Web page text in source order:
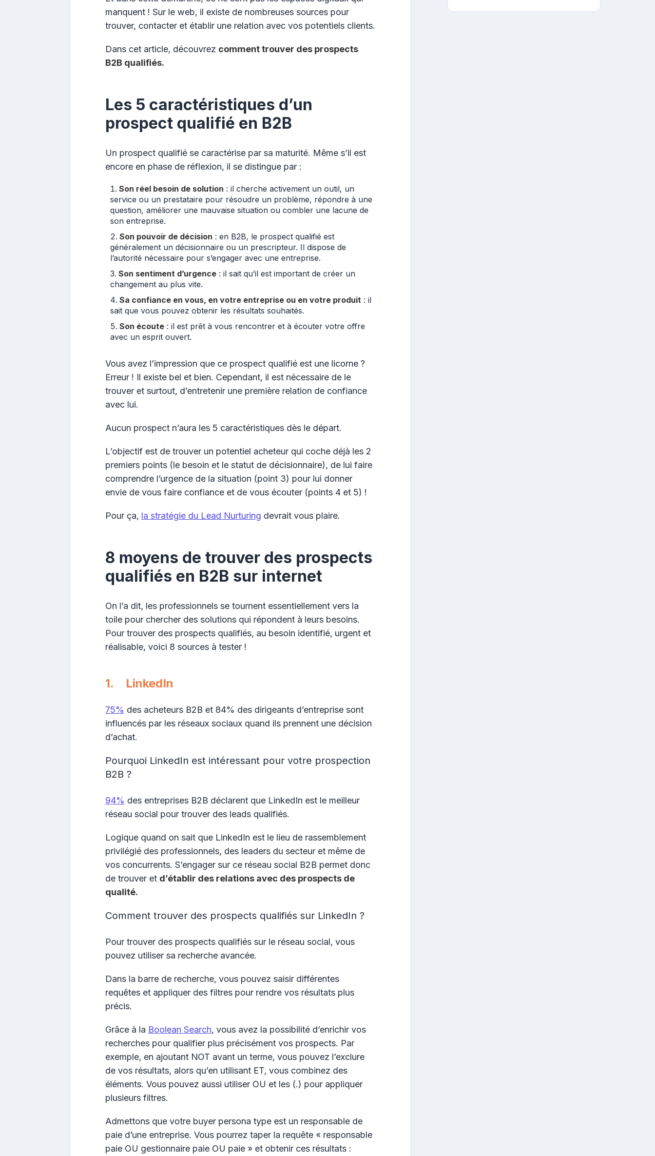
manquent ! Sur le web, il existe de nombreuses sources pour
trouver, contacter et établir une relation avec vos potentiels clients.
Dans cet article, découvrez comment trouver des prospects
B2B qualifiés.
Les 5 caractéristiques d’un
prospect qualifié en B2B
Un prospect qualifié se caractérise par sa maturité. Même s’il est
encore en phase de réflexion, il se distingue par :
Son réel besoin de solution : il cherche activement un outil, un
service ou un prestataire pour résoudre un problème, répondre à une
question, améliorer une mauvaise situation ou combler une lacune de
son entreprise.
Son pouvoir de décision : en B2B, le prospect qualifié est
généralement un décisionnaire ou un prescripteur. Il dispose de
l’autorité nécessaire pour s’engager avec une entreprise.
Son sentiment d’urgence: il sait qu’il est important de créer un
changement au plus vite.
Sa confiance en vous, en votre entreprise ou en votre produit : il
sait que vous pouvez obtenir les résultats souhaités.
Son écoute: il est prêt à vous rencontrer et à écouter votre offre
avec un esprit ouvert.
Vous avez l’impression que ce prospect qualifié est une licorne ?
Erreur ! Il existe bel et bien. Cependant, il est nécessaire de le
trouver et surtout, d’entretenir une première relation de confiance
avec lui.
Aucun prospect n’aura les 5 caractéristiques dès le départ.
L’objectif est de trouver un potentiel acheteur qui coche déjà les 2
premiers points (le besoin et le statut de décisionnaire), de lui faire
comprendre l’urgence de la situation (point 3) pour lui donner
envie de vous faire confiance et de vous écouter (points 4 et 5) !
Pour ça, la stratégie du Lead Nurturing devrait vous plaire.
8 moyens de trouver des prospects
qualifiés en B2B sur internet
On l’a dit, les professionnels se tournent essentiellement vers la
toile pour chercher des solutions qui répondent à leurs besoins.
Pour trouver des prospects qualifiés, au besoin identifié, urgent et
réalisable, voici 8 sources à tester !
1. LinkedIn
75% des acheteurs B2B et 84% des dirigeants d’entreprise sont
influencés par les réseaux sociaux quand ils prennent une décision
d’achat.
Pourquoi LinkedIn est intéressant pour votre prospection
B2B ?
94% des entreprises B2B déclarent que LinkedIn est le meilleur
réseau social pour trouver des leads qualifiés.
Logique quand on sait que LinkedIn est le lieu de rassemblement
privilégié des professionnels, des leaders du secteur et même de
vos concurrents. S’engager sur ce réseau social B2B permet donc
de trouver et d’établir des relations avec des prospects de
qualité.
Comment trouver des prospects qualifiés sur LinkedIn ?
Pour trouver des prospects qualifiés sur le réseau social, vous
pouvez utiliser sa recherche avancée.
Dans la barre de recherche, vous pouvez saisir différentes
requêtes et appliquer des filtres pour rendre vos résultats plus
précis.
Grâce à la Boolean Search, vous avez la possibilité d’enrichir vos
recherches pour qualifier plus précisément vos prospects. Par
exemple, en ajoutant NOT avant un terme, vous pouvez l’exclure
de vos résultats, alors qu’en utilisant ET, vous combinez des
éléments. Vous pouvez aussi utiliser OU et les (.) pour appliquer
plusieurs filtres.
Admettons que votre buyer persona type est un responsable de
paie d’une entreprise. Vous pourrez taper la requête « responsable
paie OU gestionnaire paie OU paie » et obtenir ces résultats :